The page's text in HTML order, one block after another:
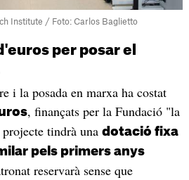
Institute / Foto: Carlos Baglietto
per posar el
i la posada en marxa ha costat
, finançats per la Fundació "la
tindrà una dotació fixa
pels primers anys
reservarà sense que